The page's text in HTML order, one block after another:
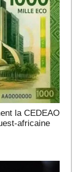
la CEDEAO
africaine